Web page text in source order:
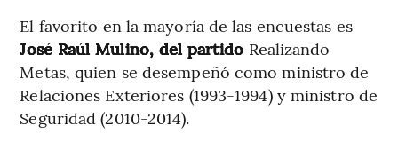
El favorito en la mayoría de las encuestas es
José Raúl Mulino, del partido Realizando
Metas, quien se desempeñó como ministro de
Relaciones Exteriores (1993-1994) y ministro de
Seguridad (2010-2014).